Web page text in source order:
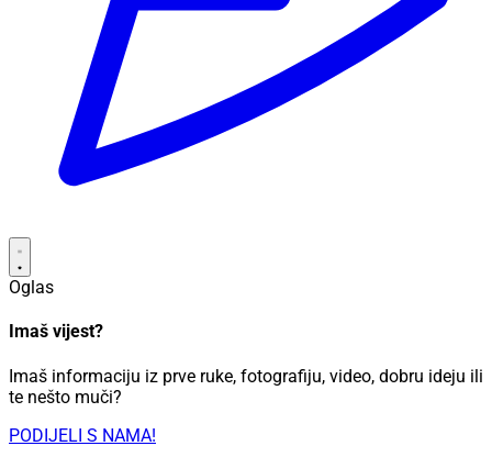
Oglas
Imaš vijest?
Imaš informaciju iz prve ruke, fotografiju, video, dobru ideju ili
te nešto muči?
PODIJELI S NAMA!